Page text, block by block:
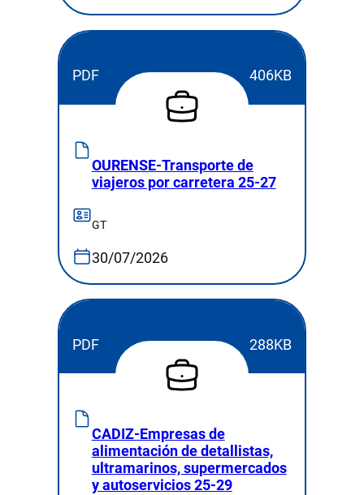
PDF 406KB
OURENSE-Transporte de
viajeros por carretera 25-27
GT
30/07/2026
PDF 288KB
CADIZ-Empresas de
alimentación de detallistas,
ultramarinos, supermercados
y autoservicios 25-29